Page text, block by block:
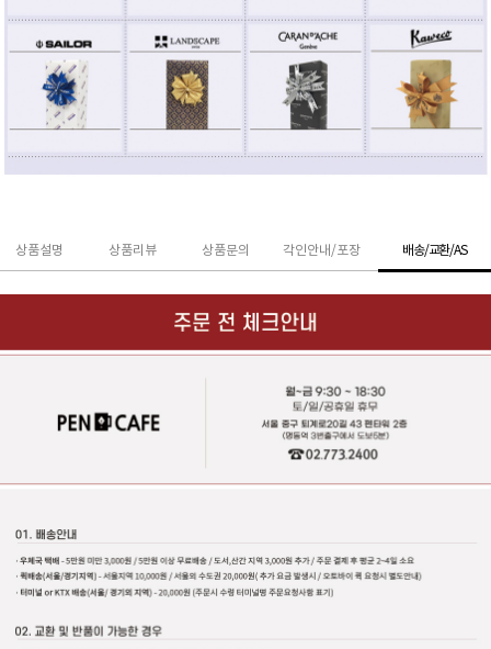
상품설명 상품리뷰 상품문의 각인안내/포장 배송/교환/AS